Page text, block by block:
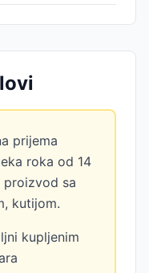
prijema
roka od 14
proizvod sa
kutijom.
kupljenim